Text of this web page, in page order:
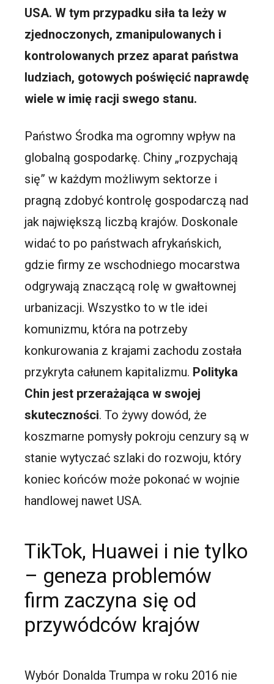
USA. W tym przypadku siła ta leży w
zjednoczonych, zmanipulowanych i
kontrolowanych przez aparat państwa
ludziach, gotowych poświęcić naprawdę
wiele w imię racji swego stanu.
Państwo Środka ma ogromny wpływ na
globalną gospodarkę. Chiny „rozpychają
się” w każdym możliwym sektorze i
pragną zdobyć kontrolę gospodarczą nad
jak największą liczbą krajów. Doskonale
widać to po państwach afrykańskich,
gdzie firmy ze wschodniego mocarstwa
odgrywają znaczącą rolę w gwałtownej
urbanizacji. Wszystko to w tle idei
komunizmu, która na potrzeby
konkurowania z krajami zachodu została
przykryta całunem kapitalizmu. Polityka
Chin jest przerażająca w swojej
skuteczności. To żywy dowód, że
koszmarne pomysły pokroju cenzury są w
stanie wytyczać szlaki do rozwoju, który
koniec końców może pokonać w wojnie
handlowej nawet USA.
TikTok, Huawei i nie tylko
– geneza problemów
firm zaczyna się od
przywódców krajów
Wybór Donalda Trumpa w roku 2016 nie